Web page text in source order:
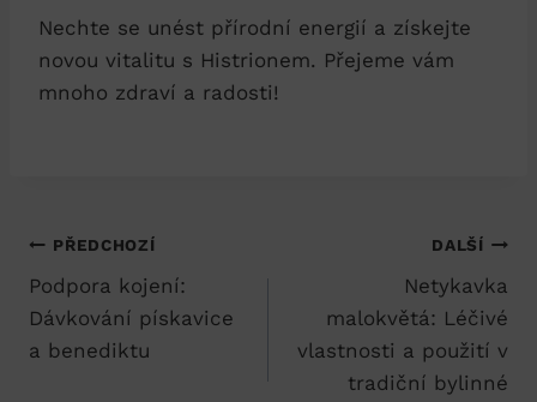
Nechte se unést přírodní energií a získejte
novou vitalitu s Histrionem. Přejeme vám
mnoho zdraví a radosti!
Navigace
pro
příspěvek
PŘEDCHOZÍ
Podpora kojení:
Dávkování pískavice
a benediktu
DALŠÍ
Netykavka
malokvětá: Léčivé
vlastnosti a použití v
tradiční bylinné